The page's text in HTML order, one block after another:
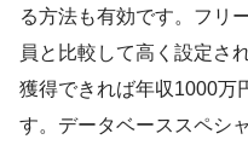
る方法も有効です。フリ
員と比較して高く設定さ
獲得できれば年収1000万
す。データベーススペシ